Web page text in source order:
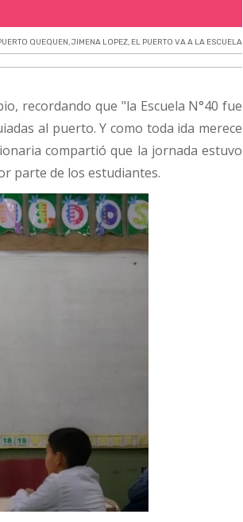
QUEQUEN,JIMENA LOPEZ, EL PUERTO VA A LA ESCUELA
recordando que "la Escuela N°40 fue
al puerto. Y como toda ida merece
compartió que la jornada estuvo
parte de los estudiantes.